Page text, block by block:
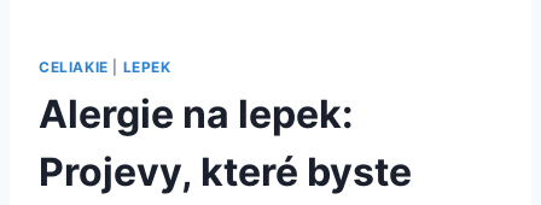
CELIAKIE LEPEK
Alergie na lepek:
Projevy, které byste